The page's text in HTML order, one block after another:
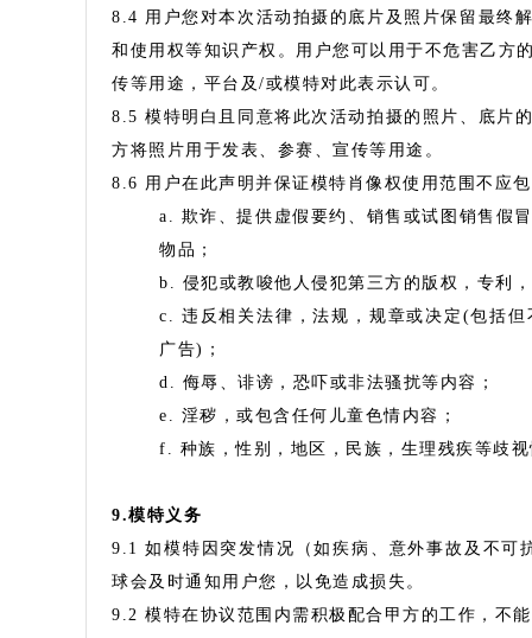
8.4 用户您对本次活动拍摄的底片及照片保留最终
和使用权等知识产权。用户您可以用于不危害乙方
传等用途，平台及/或模特对此表示认可。
8.5 模特明白且同意将此次活动拍摄的照片、底片
方将照片用于发表、参赛、宣传等用途。
8.6 用户在此声明并保证模特肖像权使用范围不应
a. 欺诈、提供虚假要约、销售或试图销售假
物品；
b. 侵犯或教唆他人侵犯第三方的版权，专利
c. 违反相关法律，法规，规章或决定(包括
广告)；
d. 侮辱、诽谤，恐吓或非法骚扰等内容；
e. 淫秽，或包含任何儿童色情内容；
f. 种族，性别，地区，民族，生理残疾等歧
9.模特义务
9.1 如模特因突发情况（如疾病、意外事故及不
球会及时通知用户您，以免造成损失。
9.2 模特在协议范围内需积极配合甲方的工作，不